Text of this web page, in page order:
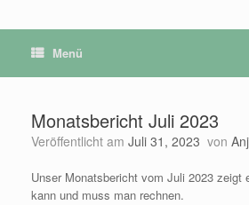
Menü
Monatsbericht Juli 2023
Veröffentlicht am Juli 31, 2023 von
Unser Monatsbericht vom Juli 2023 zeigt
kann und muss man rechnen.